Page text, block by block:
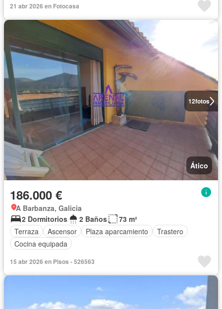
21 abr 2026 en Fotocasa
12fotos
Ático
186.000 €
A Barbanza, Galicia
2 Dormitorios
2 Baños
73 m²
Terraza
Ascensor Plaza aparcamiento
Trastero
Cocina equipada
15 abr 2026 en Pisos - 526563